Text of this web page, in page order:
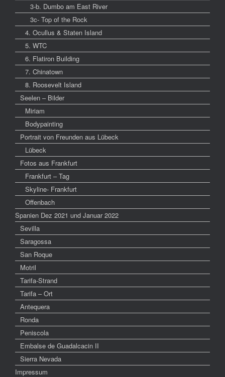
3-b. Dumbo am East River
3c- Top of the Rock
4. Ocullus & Staten Island
5. WTC
6. Flatiron Building
7. Chinatown
8. Roosevelt Island
Seelen – Bilder
Miriam
Bodypainting
Portrait von Freunden aus Lübeck
Lübeck
Fotos aus Frankfurt
Frankfurt – Tag
Skyline- Frankfurt
Offenbach
Spanien Dez 2021 und Januar 2022
Sevilla
Saragossa
San Roque
Motril
Tarifa-Strand
Tarifa – Ort
Antequera
Ronda
Peniscola
Embalse de Guadalcacin II
Sierra Nevada
Impressum